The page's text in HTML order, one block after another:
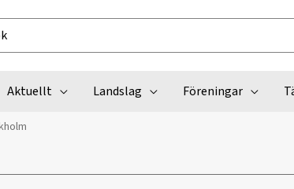
Aktuellt Landslag Föreningar